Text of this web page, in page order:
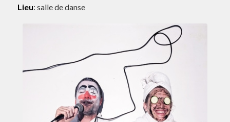
Lieu: salle de danse